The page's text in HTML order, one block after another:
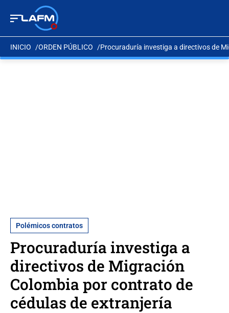
INICIO ORDEN PÚBLICO Procuraduría investiga a directivos de
Polémicos contratos
Procuraduría investiga a
directivos de Migración
Colombia por contrato de
cédulas de extranjería